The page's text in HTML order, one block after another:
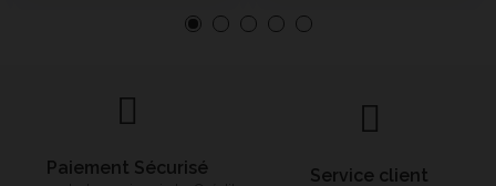
Paiement Sécurisé Service client